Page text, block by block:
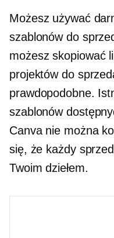
Możesz używać
szablonów do
możesz skopiować
projektów do
prawdopodobne.
szablonów
Canva nie można
się, że każdy
Twoim dziełem.